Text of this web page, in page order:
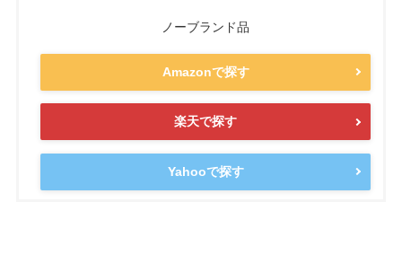
ノーブランド品
Amazonで探す
楽天で探す
Yahooで探す